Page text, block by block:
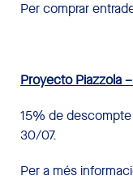
Per comprar
Proyecto Piazzola
15% de
30/07.
Per a més